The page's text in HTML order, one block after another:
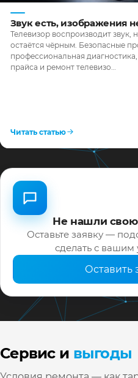
Звук есть, изображения
Телевизор воспроизводит звук,
остаётся чёрным. Безопасные
профессиональная
прайса и ремонт телевизо…
Читать статью
Не нашли
Оставьте заявку —
сделать с вашим
Оставить
Сервис и выгоды